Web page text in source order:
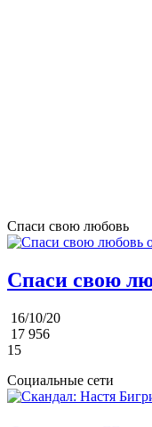
Спаси свою любовь
Спаси свою
16/10/20
17 956
15
Социальные сети